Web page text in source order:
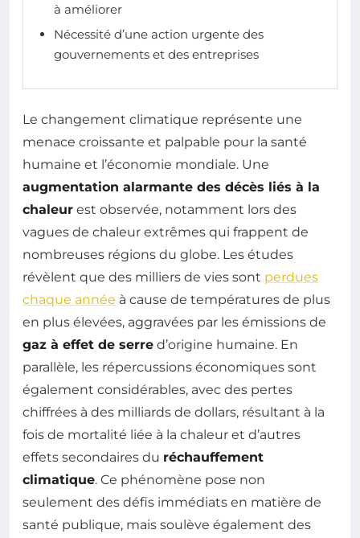
à améliorer
Nécessité d’une action urgente des
gouvernements et des entreprises
Le changement climatique représente une
menace croissante et palpable pour la santé
humaine et l’économie mondiale. Une
augmentation alarmante des décès liés à la
chaleur est observée, notamment lors des
vagues de chaleur extrêmes qui frappent de
nombreuses régions du globe. Les études
révèlent que des milliers de vies sont perdues
chaque année à cause de températures de plus
en plus élevées, aggravées par les émissions de
gaz à effet de serre d’origine humaine. En
parallèle, les répercussions économiques sont
également considérables, avec des pertes
chiffrées à des milliards de dollars, résultant à la
fois de mortalité liée à la chaleur et d’autres
effets secondaires du réchauffement
climatique. Ce phénomène pose non
seulement des défis immédiats en matière de
santé publique, mais soulève également des